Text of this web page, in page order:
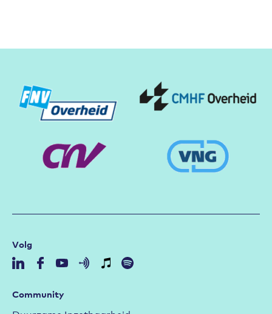
Volg
Community